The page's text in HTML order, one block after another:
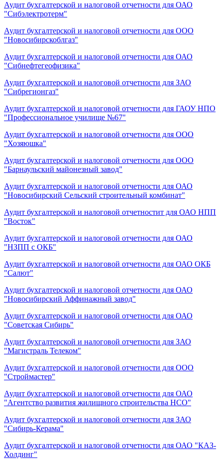
Аудит бухгалтерской и налоговой отчетности для ОАО
"Сибэлектротерм"
Аудит бухгалтерской и налоговой отчетности для ООО
"Новосибирскоблгаз"
Аудит бухгалтерской и налоговой отчетности для ОАО
"Сибнефтегеофизика"
Аудит бухгалтерской и налоговой отчетности для ЗАО
"Сибрегионгаз"
Аудит бухгалтерской и налоговой отчетности для ГАОУ НПО
"Профессиональное училище №67"
Аудит бухгалтерской и налоговой отчетности для ООО
"Хозяюшка"
Аудит бухгалтерской и налоговой отчетности для ООО
"Барнаульский майонезный завод"
Аудит бухгалтерской и налоговой отчетности для ОАО
"Новосибирский Сельский строительный комбинат"
Аудит бухгалтерской и налоговой отчетностит для ОАО НПП
"Восток"
Аудит бухгалтерской и налоговой отчетности для ОАО
"НЗПП с ОКБ"
Аудит бухгалтерской и налоговой отчетности для ОАО ОКБ
"Салют"
Аудит бухгалтерской и налоговой отчетности для ОАО
"Новосибирский Аффинажный завод"
Аудит бухгалтерской и налоговой отчетности для ОАО
"Советская Сибирь"
Аудит бухгалтерской и налоговой отчетности для ЗАО
"Магистраль Телеком"
Аудит бухгалтерской и налоговой отчетности для ООО
"Строймастер"
Аудит бухгалтерской и налоговой отчетности для ОАО
"Агентство развития жилищного строительства НСО"
Аудит бухгалтерской и налоговой отчетности для ЗАО
"Сибирь-Керама"
Аудит бухгалтерской и налоговой отчетности для ОАО "КАЗ-
Холдинг"